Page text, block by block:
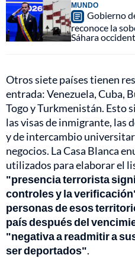
MUNDO
Gobierno
reconoce la
Sáhara
Otros siete países tienen
entrada: Venezuela, Cuba,
Togo y Turkmenistán. Esto
las visas de inmigrante, las
y de intercambio
negocios. La Casa Blanca
utilizados para elaborar el
"presencia terrorista
controles y la
personas de esos
país después del
"negativa a readmitir a
ser deportados".